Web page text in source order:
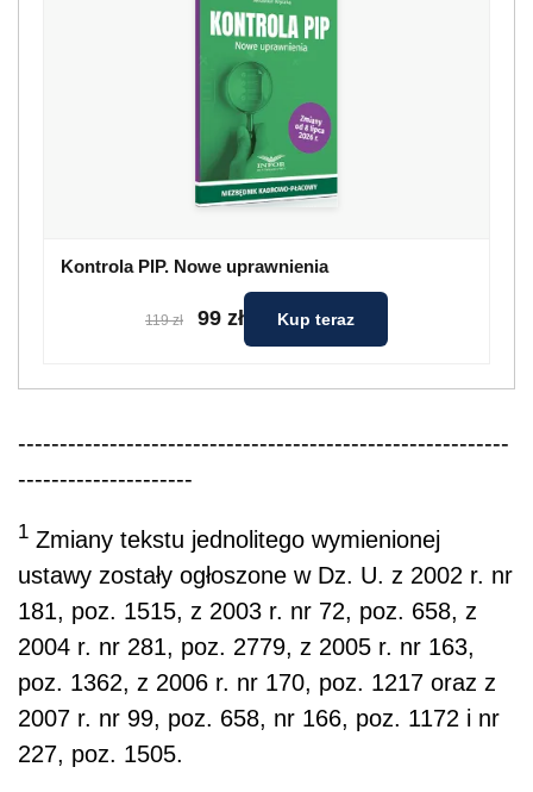
Kontrola PIP. Nowe uprawnienia
119 zł 99 zł Kup teraz
-----------------------------------------------------------
---------------------
1 Zmiany tekstu jednolitego wymienionej
ustawy zostały ogłoszone w Dz. U. z 2002 r. nr
181, poz. 1515, z 2003 r. nr 72, poz. 658, z
2004 r. nr 281, poz. 2779, z 2005 r. nr 163,
poz. 1362, z 2006 r. nr 170, poz. 1217 oraz z
2007 r. nr 99, poz. 658, nr 166, poz. 1172 i nr
227, poz. 1505.